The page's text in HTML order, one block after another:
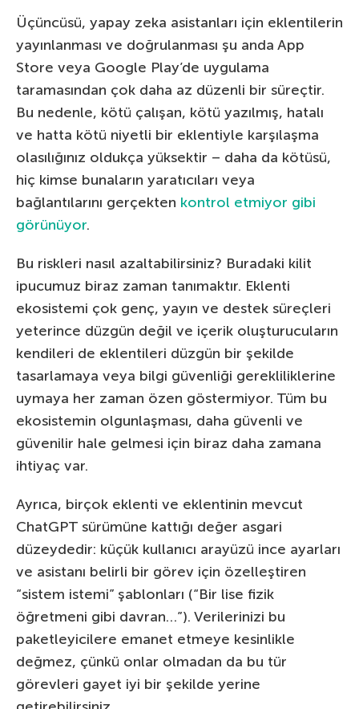
Üçüncüsü, yapay zeka asistanları için eklentilerin
yayınlanması ve doğrulanması şu anda App
Store veya Google Play’de uygulama
taramasından çok daha az düzenli bir süreçtir.
Bu nedenle, kötü çalışan, kötü yazılmış, hatalı
ve hatta kötü niyetli bir eklentiyle karşılaşma
olasılığınız oldukça yüksektir – daha da kötüsü,
hiç kimse bunaların yaratıcıları veya
bağlantılarını gerçekten kontrol etmiyor gibi
görünüyor.
Bu riskleri nasıl azaltabilirsiniz? Buradaki kilit
ipucumuz biraz zaman tanımaktır. Eklenti
ekosistemi çok genç, yayın ve destek süreçleri
yeterince düzgün değil ve içerik oluşturucuların
kendileri de eklentileri düzgün bir şekilde
tasarlamaya veya bilgi güvenliği gerekliliklerine
uymaya her zaman özen göstermiyor. Tüm bu
ekosistemin olgunlaşması, daha güvenli ve
güvenilir hale gelmesi için biraz daha zamana
ihtiyaç var.
Ayrıca, birçok eklenti ve eklentinin mevcut
ChatGPT sürümüne kattığı değer asgari
düzeydedir: küçük kullanıcı arayüzü ince ayarları
ve asistanı belirli bir görev için özelleştiren
“sistem istemi” şablonları (“Bir lise fizik
öğretmeni gibi davran…”). Verilerinizi bu
paketleyicilere emanet etmeye kesinlikle
değmez, çünkü onlar olmadan da bu tür
görevleri gayet iyi bir şekilde yerine